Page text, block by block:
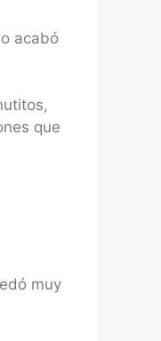
acabó
que
muy